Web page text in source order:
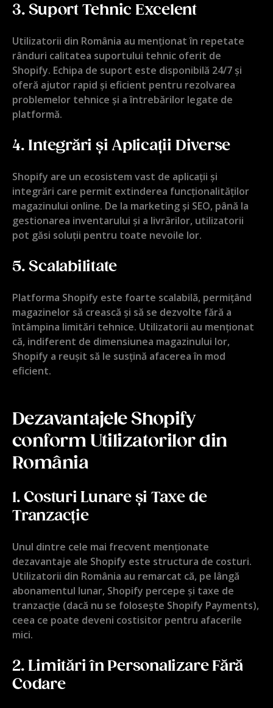
3.Suport Tehnic Excelent
Utilizatorii din România au menționat în repetate
rânduri calitatea suportului tehnic oferit de
Shopify. Echipa de suport este disponibilă 24/7 și
oferă ajutor rapid și eficient pentru rezolvarea
problemelor tehnice și a întrebărilor legate de
platformă.
4. Integrări și Aplicații Diverse
Shopify are un ecosistem vast de aplicații și
integrări care permit extinderea funcționalităților
magazinului online. De la marketing și SEO, până la
gestionarea inventarului și a livrărilor, utilizatorii
pot găsi soluții pentru toate nevoile lor.
5.Scalabilitate
Platforma Shopify este foarte scalabilă, permițând
magazinelor să crească și să se dezvolte fără a
întâmpina limitări tehnice. Utilizatorii au menționat
că, indiferent de dimensiunea magazinului lor,
Shopify a reușit să le susțină afacerea în mod
eficient.
Dezavantajele Shopify
conform Utilizatorilor din
România
1.Costuri Lunare și Taxe de
Tranzacție
Unul dintre cele mai frecvent menționate
dezavantaje ale Shopify este structura de costuri.
Utilizatorii din România au remarcat că, pe lângă
abonamentul lunar, Shopify percepe și taxe de
tranzacție (dacă nu se folosește Shopify Payments),
ceea ce poate deveni costisitor pentru afacerile
mici.
2.Limitări în Personalizare Fără
Codare